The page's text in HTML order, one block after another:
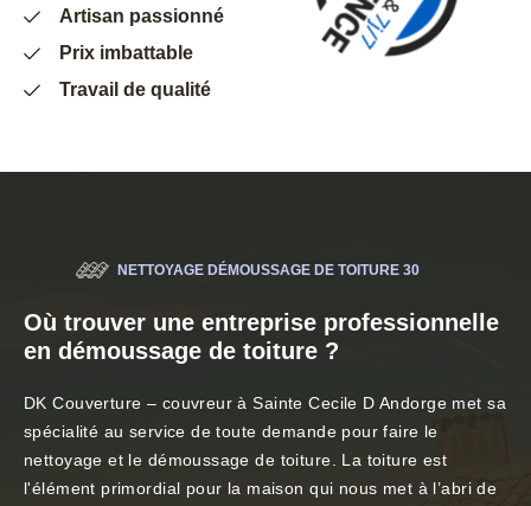
Artisan passionné
Prix imbattable
Travail de qualité
NETTOYAGE DÉMOUSSAGE DE TOITURE 30
Où trouver une entreprise professionnelle
en démoussage de toiture ?
DK Couverture – couvreur à Sainte Cecile D Andorge met sa
spécialité au service de toute demande pour faire le
nettoyage et le démoussage de toiture. La toiture est
l'élément primordial pour la maison qui nous met à l’abri de